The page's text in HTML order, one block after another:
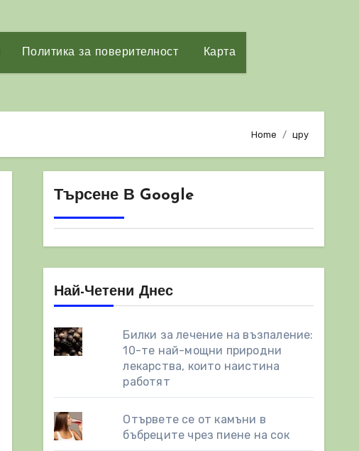
Политика за поверителност Карта
Home цру
Търсене В Google
Най-Четени Днес
Билки за лечение на възпаление:
10-те най-мощни природни
лекарства, които наистина
работят
Отървете се от камъни в
бъбреците чрез пиене на сок